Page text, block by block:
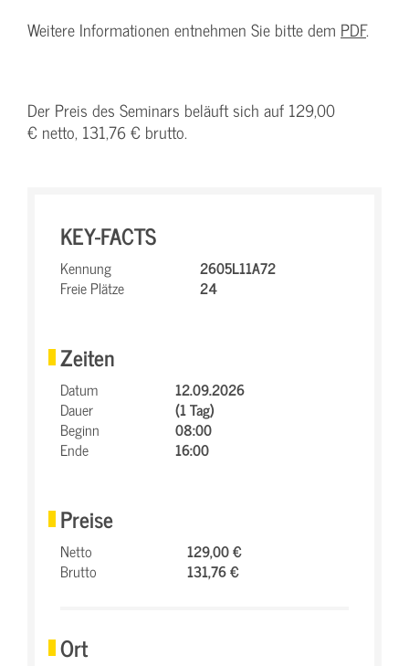
Weitere Informationen entnehmen Sie bitte dem PDF.
Der Preis des Seminars beläuft sich auf 129,00
€ netto, 131,76 € brutto.
KEY-FACTS
Kennung
2605L11A72
Freie Plätze
24
Zeiten
Datum
12.09.2026
Dauer
(1 Tag)
Beginn
08:00
Ende
16:00
Preise
Netto
129,00 €
Brutto
131,76 €
Ort